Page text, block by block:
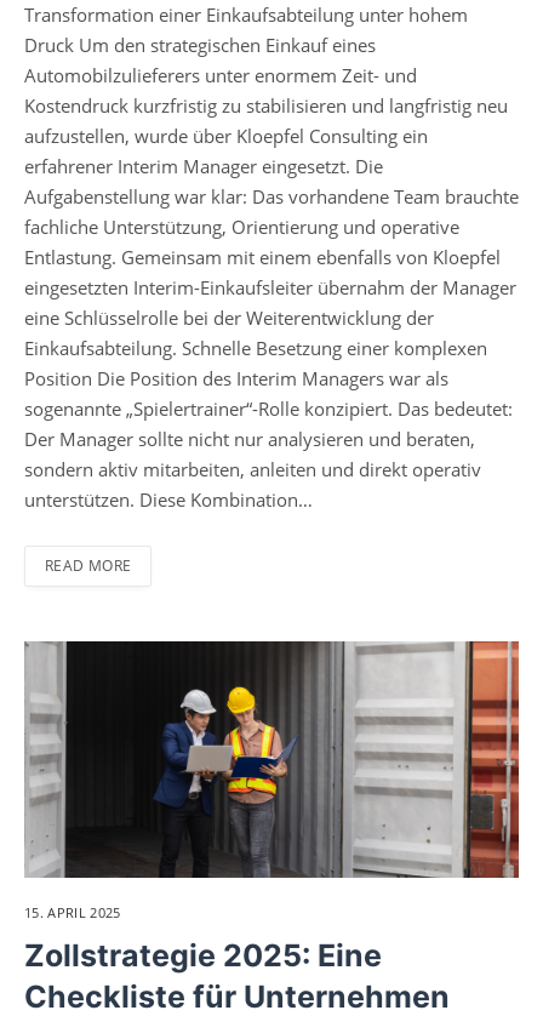
Transformation einer Einkaufsabteilung unter hohem
Druck Um den strategischen Einkauf eines
Automobilzulieferers unter enormem Zeit- und
Kostendruck kurzfristig zu stabilisieren und langfristig neu
aufzustellen, wurde über Kloepfel Consulting ein
erfahrener Interim Manager eingesetzt. Die
Aufgabenstellung war klar: Das vorhandene Team brauchte
fachliche Unterstützung, Orientierung und operative
Entlastung. Gemeinsam mit einem ebenfalls von Kloepfel
eingesetzten Interim-Einkaufsleiter übernahm der Manager
eine Schlüsselrolle bei der Weiterentwicklung der
Einkaufsabteilung. Schnelle Besetzung einer komplexen
Position Die Position des Interim Managers war als
sogenannte „Spielertrainer“-Rolle konzipiert. Das bedeutet:
Der Manager sollte nicht nur analysieren und beraten,
sondern aktiv mitarbeiten, anleiten und direkt operativ
unterstützen. Diese Kombination…
READ MORE
15. APRIL 2025
Zollstrategie 2025: Eine
Checkliste für Unternehmen